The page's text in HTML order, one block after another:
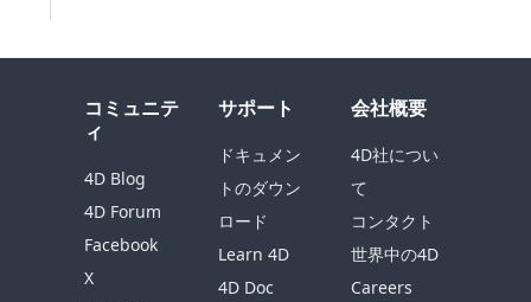
コミュニテ
ィ
4D Blog
4D Forum
Facebook
X
サポート
ドキュメン
トのダウン
ロード
Learn 4D
4D Doc
会社概要
4D社につい
て
コンタクト
世界中の4D
Careers